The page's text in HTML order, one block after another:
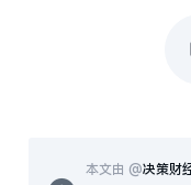
本文由 @决策财